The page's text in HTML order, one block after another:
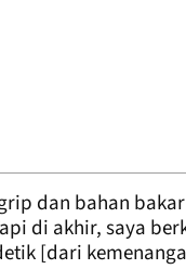
dan bahan
di akhir, saya
[dari